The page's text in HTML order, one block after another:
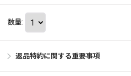
数量:
返品特約に関する重要事項